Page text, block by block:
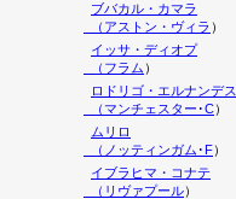
ブバカル・カマラ
（アストン・ヴィラ ）
イッサ・ディオプ
（フラム）
ロドリゴ・エルナンデス
（マンチェスター･C）
ムリロ
（ ノッティンガム･F）
イブラヒマ・コナテ
（ リヴァプール）